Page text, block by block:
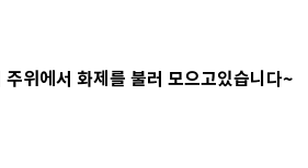
주위에서 화제를 불러 모으고있습니다~